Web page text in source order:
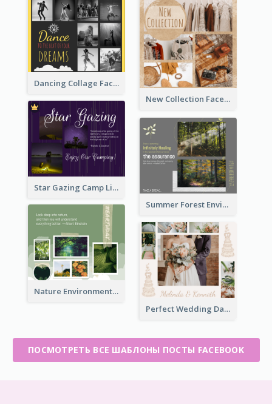
Dancing Collage Facebook Post
New Collection Facebook Post
Star Gazing Camp Lifestyle Facebook Post
Summer Forest Environment Facebook Post
Nature Environment Facebook Post
Perfect Wedding Day Facebook Post
ПОСМОТРЕТЬ ВСЕ ШАБЛОНЫ ПОСТЫ FACEBOOK